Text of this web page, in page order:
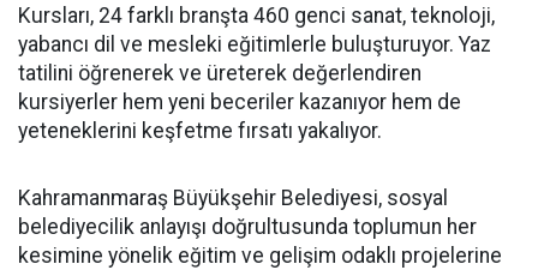
Kursları, 24 farklı branşta 460 genci sanat, teknoloji,
yabancı dil ve mesleki eğitimlerle buluşturuyor. Yaz
tatilini öğrenerek ve üreterek değerlendiren
kursiyerler hem yeni beceriler kazanıyor hem de
yeteneklerini keşfetme fırsatı yakalıyor.
Kahramanmaraş Büyükşehir Belediyesi, sosyal
belediyecilik anlayışı doğrultusunda toplumun her
kesimine yönelik eğitim ve gelişim odaklı projelerine